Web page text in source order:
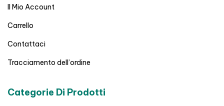
Il Mio Account
Carrello
Contattaci
Tracciamento dell’ordine
Categorie Di Prodotti